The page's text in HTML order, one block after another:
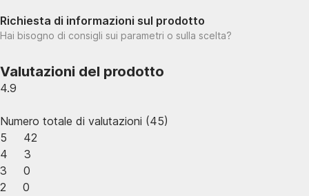
Richiesta di informazioni sul prodotto
Hai bisogno di consigli sui parametri o sulla scelta?
Valutazioni del prodotto
4.9
Numero totale di valutazioni (45)
5
42
4
3
3
0
2
0